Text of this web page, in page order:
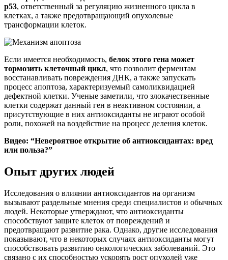
р53, ответственный за регуляцию жизненного цикла в
клетках, а также предотвращающий опухолевые
трансформации клеток.
Если имеется необходимость, белок этого гена может
тормозить клеточный цикл, что позволит ферментам
восстанавливать повреждения ДНК, а также запускать
процесс апоптоза, характеризуемый самоликвидацией
дефектной клетки. Ученые заметили, что злокачественные
клетки содержат данный ген в неактивном состоянии, а
присутствующие в них антиоксиданты не играют особой
роли, похожей на воздействие на процесс деления клеток.
Видео: “Невероятное открытие об антиоксидантах: вред
или польза?”
Опыт других людей
Исследования о влиянии антиоксидантов на организм
вызывают раздельные мнения среди специалистов и обычных
людей. Некоторые утверждают, что антиоксиданты
способствуют защите клеток от повреждений и
предотвращают развитие рака. Однако, другие исследования
показывают, что в некоторых случаях антиоксиданты могут
способствовать развитию онкологических заболеваний. Это
связано с их способностью ускорять рост опухолей уже